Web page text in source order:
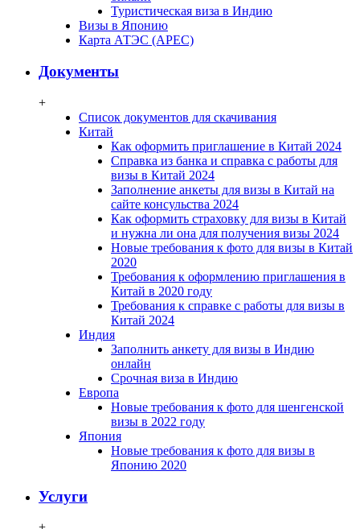
Туристическая виза в Индию
Визы в Японию
Карта АТЭС (APEC)
Документы
+
Список документов для скачивания
Китай
Как оформить приглашение в Китай 2024
Справка из банка и справка с работы для
визы в Китай 2024
Заполнение анкеты для визы в Китай на
сайте консульства 2024
Как оформить страховку для визы в Китай
и нужна ли она для получения визы 2024
Новые требования к фото для визы в Китай
2020
Требования к оформлению приглашения в
Китай в 2020 году
Требования к справке с работы для визы в
Китай 2024
Индия
Заполнить анкету для визы в Индию
онлайн
Срочная виза в Индию
Европа
Новые требования к фото для шенгенской
визы в 2022 году
Япония
Новые требования к фото для визы в
Японию 2020
Услуги